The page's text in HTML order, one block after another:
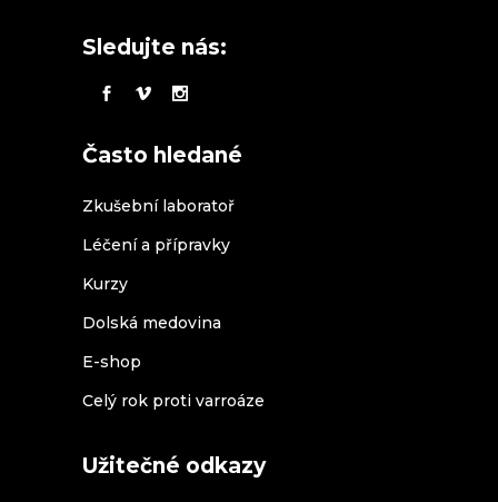
Sledujte nás:
Často hledané
Zkušební laboratoř
Léčení a přípravky
Kurzy
Dolská medovina
E-shop
Celý rok proti varroáze
Užitečné odkazy